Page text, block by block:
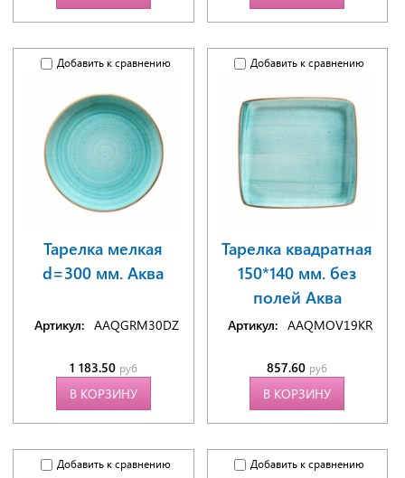
Добавить к сравнению
Тарелка мелкая
d=300 мм. Аква
Артикул: AAQGRM30DZ
1 183.50 руб
В КОРЗИНУ
Добавить к сравнению
Тарелка квадратная
150*140 мм. без
полей Аква
Артикул: AAQMOV19KR
857.60 руб
В КОРЗИНУ
Добавить к сравнению Добавить к сравнению